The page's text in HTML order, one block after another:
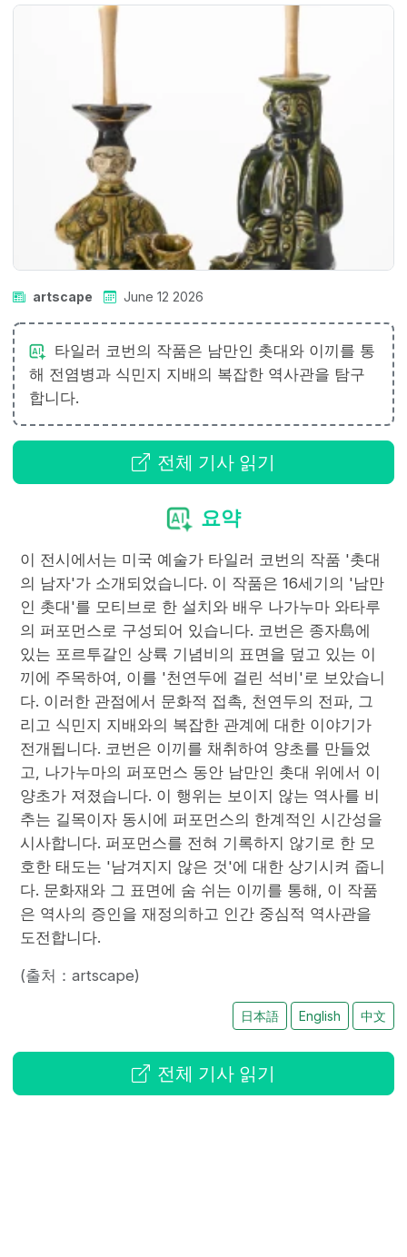
artscape June 12 2026
타일러 코번의 작품은 남만인 촛대와 이끼를 통
해 전염병과 식민지 지배의 복잡한 역사관을 탐구
합니다.
전체 기사 읽기
요약
이 전시에서는 미국 예술가 타일러 코번의 작품 '촛대
의 남자'가 소개되었습니다. 이 작품은 16세기의 '남만
인 촛대'를 모티브로 한 설치와 배우 나가누마 와타루
의 퍼포먼스로 구성되어 있습니다. 코번은 종자島에
있는 포르투갈인 상륙 기념비의 표면을 덮고 있는 이
끼에 주목하여, 이를 '천연두에 걸린 석비'로 보았습니
다. 이러한 관점에서 문화적 접촉, 천연두의 전파, 그
리고 식민지 지배와의 복잡한 관계에 대한 이야기가
전개됩니다. 코번은 이끼를 채취하여 양초를 만들었
고, 나가누마의 퍼포먼스 동안 남만인 촛대 위에서 이
양초가 져졌습니다. 이 행위는 보이지 않는 역사를 비
추는 길목이자 동시에 퍼포먼스의 한계적인 시간성을
시사합니다. 퍼포먼스를 전혀 기록하지 않기로 한 모
호한 태도는 '남겨지지 않은 것'에 대한 상기시켜 줍니
다. 문화재와 그 표면에 숨 쉬는 이끼를 통해, 이 작품
은 역사의 증인을 재정의하고 인간 중심적 역사관을
도전합니다.
(출처：artscape)
日本語 English 中文
전체 기사 읽기